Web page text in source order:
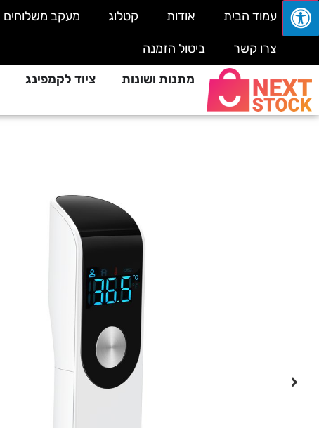
עמוד הבית אודות קטלוג מעקב משלוחים
צרו קשר
ביטול הזמנה
מתנות ושונות
ציוד לקמפינג